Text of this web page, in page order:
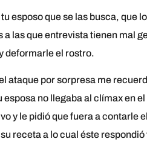
esposo que se las busca, que
a las que entrevista tienen mal
deformarle el rostro.
ataque por sorpresa me
esposa no llegaba al clímax en
y le pidió que fuera a contarle
receta a lo cual éste